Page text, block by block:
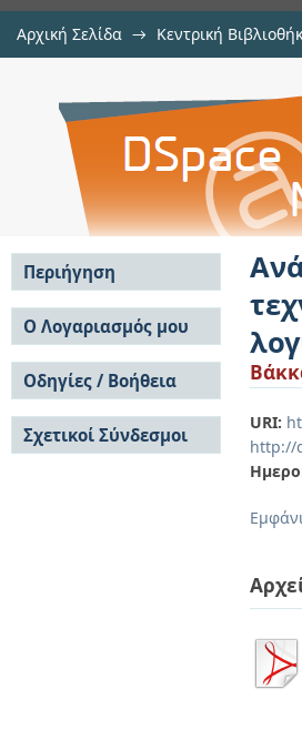
Αρχική Σελίδα → Κεντρική
Ανάλυση και
URI:
http://
Περιήγηση
Σε όλο το DSpace
Κοινότητες & Συλλογές
Ανά Ημερομηνία
Έκδοσης
Συγγραφείς
Τίτλοι
Θέματα
Ο Λογαριασμός μου
Σύνδεση
Εγγραφή
Οδηγίες / Βοήθεια
Οδηγίες Υποβολής
Οδηγίες Χρήσης ΙΑ
Συχνές Ερωτήσεις
Σχετικοί Σύνδεσμοι